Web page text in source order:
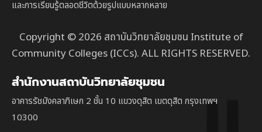
และการเรียนรู้ตลอดชีวิตด้วยรูปแบบหลากหลาย
Copyright © 2026 สถาบันวิทยาลัยชุมชน Institute of
Community Colleges (ICCs). ALL RIGHTS RESERVED.
สำนักงานสถาบันวิทยาลัยชุมชน
อาคารรัชมังคลาภิเษก 2 ชั้น 10 แขวงดุสิต เขตดุสิต กรุงเทพฯ
10300